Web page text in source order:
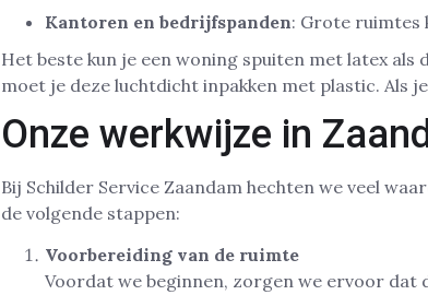
Kantoren en bedrijfspanden: Grote ruimtes
Het beste kun je een woning spuiten met latex als
moet je deze luchtdicht inpakken met plastic. Als
Onze werkwijze in
Bij Schilder Service Zaandam hechten we veel
de volgende stappen:
Voorbereiding van de ruimte
Voordat we beginnen, zorgen we ervoor dat